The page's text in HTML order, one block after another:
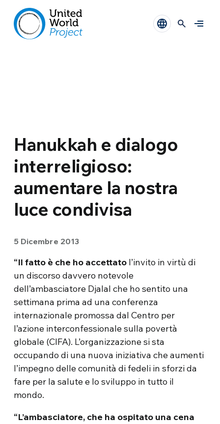
Hanukkah e dialogo
interreligioso:
aumentare la nostra
luce condivisa
5 Dicembre 2013
“Il fatto è che ho accettato l’invito in virtù di
un discorso davvero notevole
dell’ambasciatore Djalal che ho sentito una
settimana prima ad una conferenza
internazionale promossa dal Centro per
l’azione interconfessionale sulla povertà
globale (CIFA). L’organizzazione si sta
occupando di una nuova iniziativa che aumenti
l’impegno delle comunità di fedeli in sforzi da
fare per la salute e lo sviluppo in tutto il
mondo.
“L’ambasciatore, che ha ospitato una cena